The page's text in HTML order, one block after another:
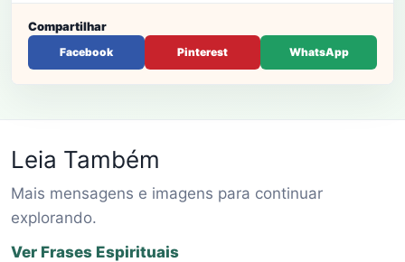
Compartilhar
Facebook Pinterest WhatsApp
Leia Também
Mais mensagens e imagens para continuar
explorando.
Ver Frases Espirituais